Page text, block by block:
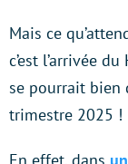
Mais ce
c’est l’arrivée
se pourrait bien
trimestre 2025 !